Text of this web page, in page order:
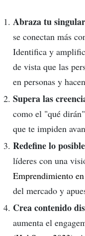
Abraza tu
se conectan más
Identifica y
de vista que las
en personas y
Supera las
como el "qué
que te impiden
Redefine lo
líderes con una
Emprendimiento
del mercado y
Crea contenido
aumenta el